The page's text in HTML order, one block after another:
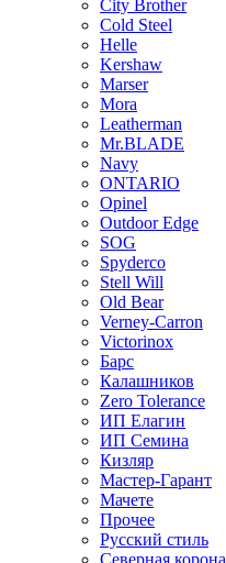
City Brother
Cold Steel
Helle
Kershaw
Marser
Mora
Leatherman
Mr.BLADE
Navy
ONTARIO
Opinel
Outdoor Edge
SOG
Spyderco
Stell Will
Old Bear
Verney-Carron
Victorinox
Барс
Калашников
Zero Tolerance
ИП Елагин
ИП Семина
Кизляр
Мастер-Гарант
Мачете
Прочее
Русский стиль
Северная корона